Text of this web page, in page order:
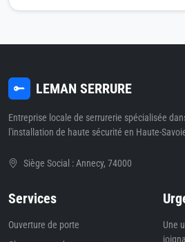
LEMAN SERRURE
Entreprise locale de serrurerie spécialisée
l'installation de haute sécurité en Haute-
Siège Social : Annecy, 74000
Services
Ouverture de porte
Une